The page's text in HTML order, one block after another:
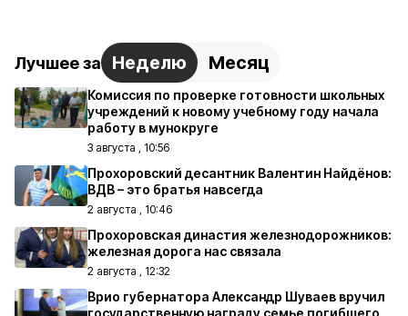
Лучшее за Неделю Месяц
Комиссия по проверке готовности школьных
учреждений к новому учебному году начала
работу в мунокруге
3 августа , 10:56
Прохоровский десантник Валентин Найдёнов:
ВДВ – это братья навсегда
2 августа , 10:46
Прохоровская династия железнодорожников:
железная дорога нас связала
2 августа , 12:32
Врио губернатора Александр Шуваев вручил
государственную награду семье погибшего